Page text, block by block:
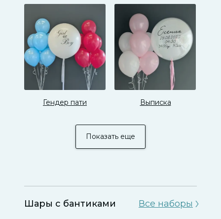
Гендер пати Выписка
Показать еще
Шары с бантиками Все наборы